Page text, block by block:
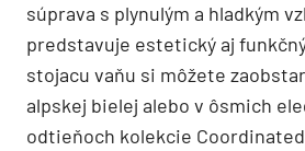
súprava s plynulým a hladkým
predstavuje estetický aj
stojacu vaňu si môžete
alpskej bielej alebo v ôsmich
odtieňoch kolekcie